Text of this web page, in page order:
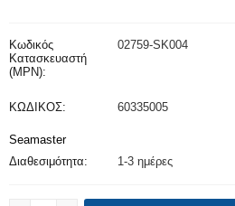
Κωδικός
Κατασκευαστή
(MPN):
02759-SK004
ΚΩΔΙΚΟΣ: 60335005
Seamaster
Διαθεσιμότητα:
1-3 ημέρες